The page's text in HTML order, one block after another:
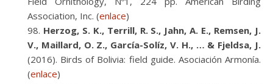
Association, Inc. (enlace)
Herzog, S. K., Terrill, R. S., Jahn, A. E., Remsen, J.
V., Maillard, O. Z., García-Solíz, V. H., … & Fjeldsa, J.
(2016). Birds of Bolivia: field guide. Asociación Armonía.
(enlace)